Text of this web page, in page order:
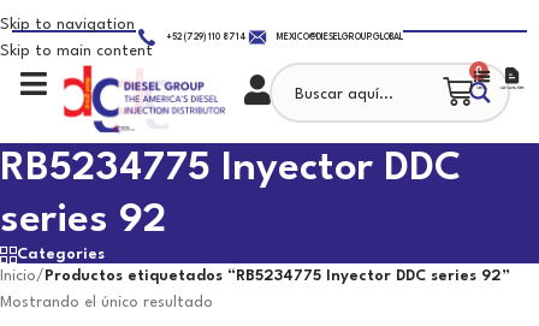
Skip to navigation
Skip to main content
+52 (729) 110 8714 MEXICO@DIESELGROUP.GLOBAL
0
RB5234775 Inyector DDC
series 92
Categories
Inicio/ Productos etiquetados “RB5234775 Inyector DDC series 92”
Mostrando el único resultado